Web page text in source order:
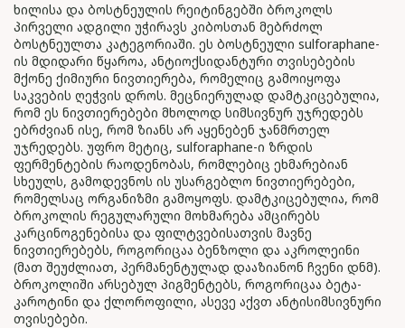
ხილისა და ბოსტნეულის რეიტინგებში ბროკოლს
პირველი ადგილი უჭირავს კიბოსთან მებრძოლ
ბოსტნეულთა კატეგორიაში. ეს ბოსტნეული sulforaphane-
ის მდიდარი წყაროა, ანტიოქსიდანტური თვისებების
მქონე ქიმიური ნივთიერება, რომელიც გამოიყოფა
საკვების ღეჭვის დროს. მეცნიერულად დამტკიცებულია,
რომ ეს ნივთიერებები მხოლოდ სიმსივნურ უჯრედებს
ებრძვიან ისე, რომ ზიანს არ აყენებენ ჯანმრთელ
უჯრედებს. უფრო მეტიც, sulforaphane-ი ზრდის
ფერმენტების რაოდენობას, რომლებიც ეხმარებიან
სხეულს, გამოდევნოს ის უსარგებლო ნივთიერებები,
რომელსაც ორგანიზმი გამოყოფს. დამტკიცებულია, რომ
ბროკოლის რეგულარული მოხმარება ამცირებს
კარცინოგენებისა და ფილტვებისათვის მავნე
ნივთიერებებს, როგორიცაა ბენზოლი და აკროლეინი
(მათ შეუძლიათ, პერმანენტულად დააზიანონ ჩვენი დნმ).
ბროკოლიში არსებულ პიგმენტებს, როგორიცაა ბეტა-
კაროტინი და ქლოროფილი, ასევე აქვთ ანტისიმსივნური
თვისებები.